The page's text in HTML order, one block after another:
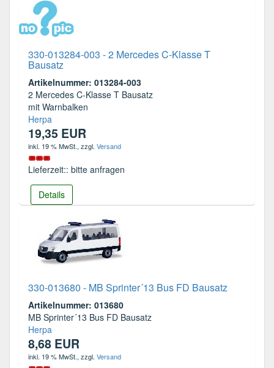
330-013284-003 - 2 Mercedes C-Klasse T
Bausatz
Artikelnummer: 013284-003
2 Mercedes C-Klasse T Bausatz
mit Warnbalken
Herpa
19,35 EUR
inkl. 19 % MwSt., zzgl. Versand
Lieferzeit:: bitte anfragen
Details
330-013680 - MB Sprinter´13 Bus FD Bausatz
Artikelnummer: 013680
MB Sprinter´13 Bus FD Bausatz
Herpa
8,68 EUR
inkl. 19 % MwSt., zzgl. Versand